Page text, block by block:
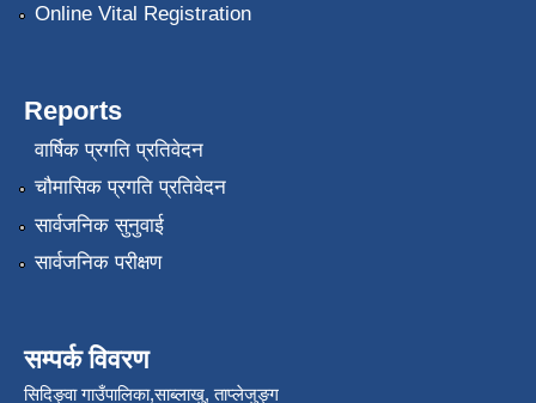
Online Vital Registration
Reports
वार्षिक प्रगति प्रतिवेदन
चौमासिक प्रगति प्रतिवेदन
सार्वजनिक सुनुवाई
सार्वजनिक परीक्षण
सम्पर्क विवरण
सिदिङ्वा गाउँपालिका,साब्लाखु, ताप्लेजुङ्ग